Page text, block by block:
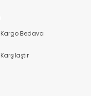
Kargo Bedava
Karşılaştır